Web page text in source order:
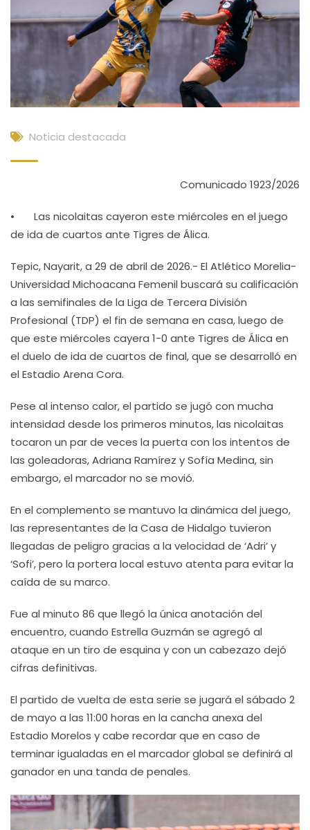
Noticia destacada
Comunicado 1923/2026
• Las nicolaitas cayeron este miércoles en el juego
de ida de cuartos ante Tigres de Álica.
Tepic, Nayarit, a 29 de abril de 2026.- El Atlético Morelia-
Universidad Michoacana Femenil buscará su calificación
a las semifinales de la Liga de Tercera División
Profesional (TDP) el fin de semana en casa, luego de
que este miércoles cayera 1-0 ante Tigres de Álica en
el duelo de ida de cuartos de final, que se desarrolló en
el Estadio Arena Cora.
Pese al intenso calor, el partido se jugó con mucha
intensidad desde los primeros minutos, las nicolaitas
tocaron un par de veces la puerta con los intentos de
las goleadoras, Adriana Ramírez y Sofía Medina, sin
embargo, el marcador no se movió.
En el complemento se mantuvo la dinámica del juego,
las representantes de la Casa de Hidalgo tuvieron
llegadas de peligro gracias a la velocidad de ‘Adri’ y
‘Sofi’, pero la portera local estuvo atenta para evitar la
caída de su marco.
Fue al minuto 86 que llegó la única anotación del
encuentro, cuando Estrella Guzmán se agregó al
ataque en un tiro de esquina y con un cabezazo dejó
cifras definitivas.
El partido de vuelta de esta serie se jugará el sábado 2
de mayo a las 11:00 horas en la cancha anexa del
Estadio Morelos y cabe recordar que en caso de
terminar igualadas en el marcador global se definirá al
ganador en una tanda de penales.